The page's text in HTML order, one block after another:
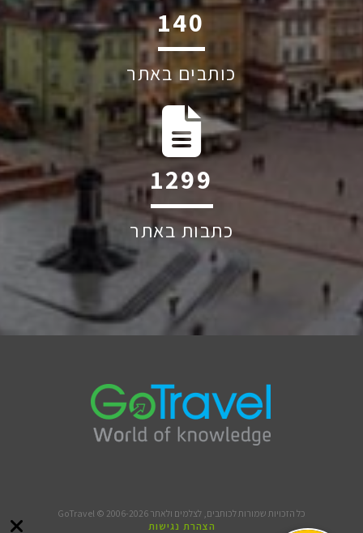
207
כותבים באתר
1928
כתבות באתר
כל הזכויות שמורות לכותבים, לצלמים ולאתר GoTravel © 2006-2026
הצהרת נגישות